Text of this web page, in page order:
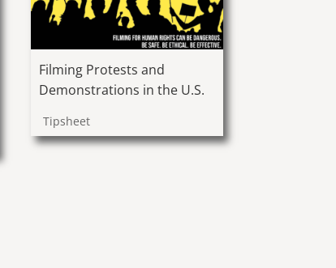
Filming Protests and
Demonstrations in the U.S.
Tipsheet